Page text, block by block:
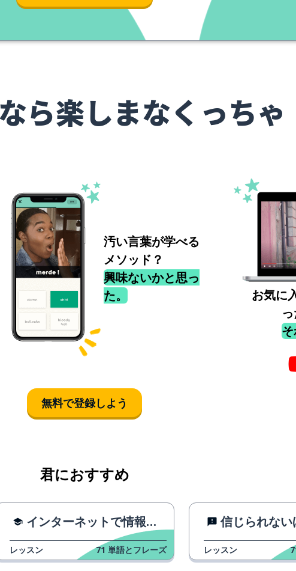
ら楽しまなくっちゃ
汚い言葉が学べる
メソッド？
興味ないかと思っ
た。
お気に
無料で登録しよう
君におすすめ
インターネットで情報を検索する
レッスン 71 単語とフレーズ
信じられな
レッスン